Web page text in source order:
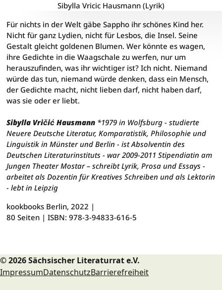
Sibylla Vricic Hausmann (Lyrik)
Meine Faust
Für nichts in der Welt gäbe Sappho ihr schönes Kind her.
Nicht für ganz Lydien, nicht für Lesbos, die Insel. Seine
Gestalt gleicht goldenen Blumen. Wer könnte es wagen,
ihre Gedichte in die Waagschale zu werfen, nur um
herauszufinden, was ihr wichtiger ist? Ich nicht. Niemand
würde das tun, niemand würde denken, dass ein Mensch,
der Gedichte macht, nicht lieben darf, nicht haben darf,
was sie oder er liebt.
Sibylla Vričić Hausmann *1979 in Wolfsburg - studierte
Neuere Deutsche Literatur, Komparatistik, Philosophie und
Linguistik in Münster und Berlin - ist Absolventin des
Deutschen Literaturinstituts - war 2009-2011 Stipendiatin am
Jungen Theater Mostar – schreibt Lyrik, Prosa und Essays -
arbeitet als Dozentin für Kreatives Schreiben und als Lektorin
- lebt in Leipzig
kookbooks Berlin, 2022 |
80 Seiten |ISBN: 978-3-94833-616-5
© 2026 Sächsischer Literaturrat e.V.
ImpressumDatenschutzBarrierefreiheit